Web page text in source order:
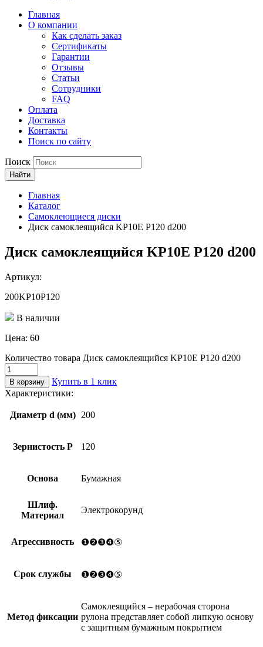
Главная
О компании
Как сделать заказ
Сертификаты
Гарантии
Отзывы
Статьи
Сотрудники
FAQ
Оплата
Доставка
Контакты
Поиск по сайту
Поиск
Найти
Главная
Каталог
Самоклеющиеся диски
Диск самоклеящийся KP10E P120 d200
Диск самоклеящийся KP10E P120 d200
Артикул:
200KP10P120
В наличии
Цена: 60
Количество товара Диск самоклеящийся KP10E P120 d200
В корзину
Купить в 1 клик
Характеристики:
Диаметр d (мм) 200
Зернистость Р 120
Основа Бумажная
Шлиф.
Материал
Электрокорунд
Агрессивность ❶❷❸❹⑤
Срок службы ❶❷❸❹⑤
Метод фиксации
Самоклеящийся – нерабочая сторона
рулона представляет собой липкую основу
с защитным бумажным покрытием